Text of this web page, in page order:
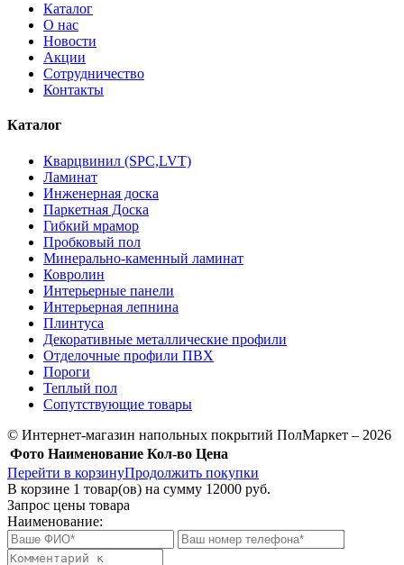
Каталог
О нас
Новости
Акции
Сотрудничество
Контакты
Каталог
Кварцвинил (SPC,LVT)
Ламинат
Инженерная доска
Паркетная Доска
Гибкий мрамор
Пробковый пол
Минерально-каменный ламинат
Ковролин
Интерьерные панели
Интерьерная лепнина
Плинтуса
Декоративные металлические профили
Отделочные профили ПВХ
Пороги
Теплый пол
Сопутствующие товары
© Интернет-магазин напольных покрытий ПолМаркет – 2026
Фото Наименование Кол-во Цена
Перейти в корзинуПродолжить покупки
В корзине 1 товар(ов) на сумму 12000 руб.
Запрос цены товара
Наименование: